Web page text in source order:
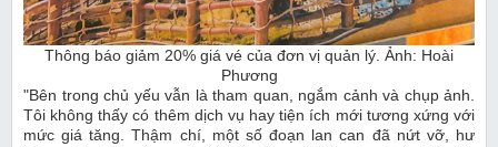
Thông báo giảm 20% giá vé của đơn vị quản lý. Ảnh: Hoài
Phương
"Bên trong chủ yếu vẫn là tham quan, ngắm cảnh và chụp ảnh.
Tôi không thấy có thêm dịch vụ hay tiện ích mới tương xứng với
mức giá tăng. Thậm chí, một số đoạn lan can đã nứt vỡ, hư